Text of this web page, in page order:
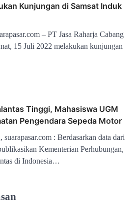
Kunjungan di Samsat Induk
– PT Jasa Raharja Cabang
15 Juli 2022 melakukan kunjungan
Tinggi, Mahasiswa UGM
Pengendara Sepeda Motor
: Berdasarkan data dari
Kementerian Perhubungan,
di Indonesia…